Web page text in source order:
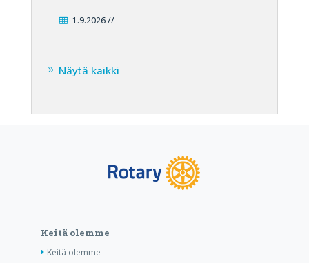
1.9.2026 //
Näytä kaikki
Keitä olemme
Keitä olemme